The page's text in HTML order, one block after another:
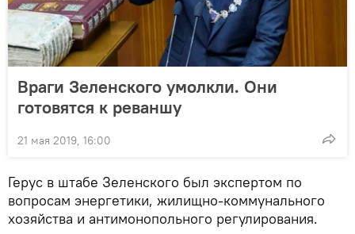
Враги Зеленского умолкли. Они
готовятся к реваншу
21 мая 2019, 16:00
Герус в штабе Зеленского был экспертом по
вопросам энергетики, жилищно-коммунального
хозяйства и антимонопольного регулирования.